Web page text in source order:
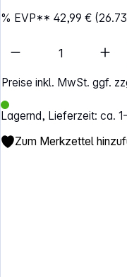
% EVP** 42,99 €
Preise inkl. MwSt. ggf.
Lagernd, Lieferzeit: ca.
Artikel Anzahl:
Zum Merkzettel